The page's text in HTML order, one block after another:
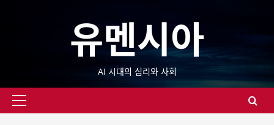
유멘시아
AI 시대의 심리와 사회
Primary